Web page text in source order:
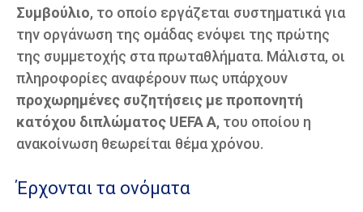
Συμβούλιο, το οποίο εργάζεται συστηματικά για
την οργάνωση της ομάδας ενόψει της πρώτης
της συμμετοχής στα πρωταθλήματα. Μάλιστα, οι
πληροφορίες αναφέρουν πως υπάρχουν
προχωρημένες συζητήσεις με προπονητή
κατόχου διπλώματος UEFA A, του οποίου η
ανακοίνωση θεωρείται θέμα χρόνου.
Έρχονται τα ονόματα